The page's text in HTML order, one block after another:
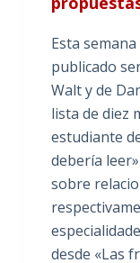
Esta
publicado
Walt y de
lista de diez
estudiante
debería
sobre
desde «Las